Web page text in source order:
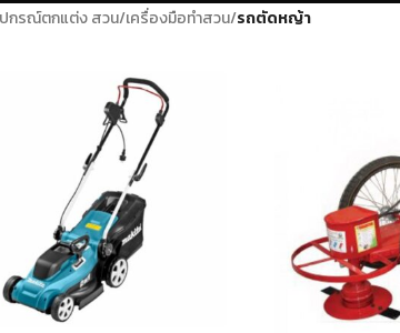
กรณ์ตกแต่ง สวน/เครื่องมือทำสวน/รถตัดหญ้า